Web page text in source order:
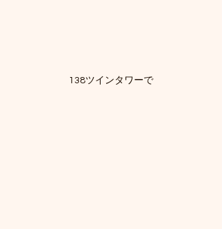
138ツインタワーで